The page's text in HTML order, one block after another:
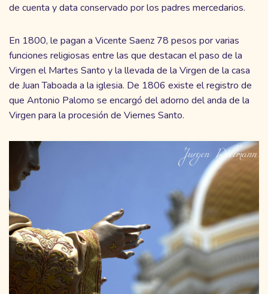
de cuenta y data conservado por los padres mercedarios.
En 1800, le pagan a Vicente Saenz 78 pesos por varias
funciones religiosas entre las que destacan el paso de la
Virgen el Martes Santo y la llevada de la Virgen de la casa
de Juan Taboada a la iglesia. De 1806 existe el registro de
que Antonio Palomo se encargó del adorno del anda de la
Virgen para la procesión de Viernes Santo.